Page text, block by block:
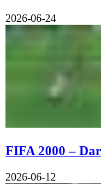
2026-06-24
FIFA 2000 –
2026-06-12